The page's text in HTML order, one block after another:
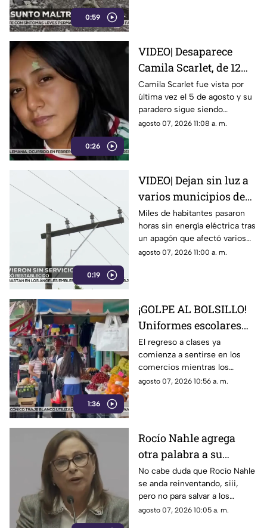
0:59
0:26
VIDEO| Desaparece
Camila Scarlet, de 12
años; activan búsqueda
urgente en Veracruz
Camila Scarlet fue vista por
última vez el 5 de agosto y su
paradero sigue siendo
desconocido. Autoridades
agosto 07, 2026 11:08 a. m.
0:19
VIDEO| Dejan sin luz a
varios municipios de
Veracruz; servicio fue
restablecido
Miles de habitantes pasaron
horas sin energía eléctrica tras
un apagón que afectó varios
municipios del sur de
agosto 07, 2026 11:00 a. m.
1:36
¡GOLPE AL BOLSILLO!
Uniformes escolares
suben de precio;
comerciantes esperan
salvar sus ventas con
el regreso a clases en
El regreso a clases ya
comienza a sentirse en los
comercios mientras los
precios de los uniformes
agosto 07, 2026 10:56 a. m.
Rocío Nahle agrega
otra palabra a su
vocabulario de escape;
además del 'NO SÉ' ya
estrenó el 'CUÁLES'
No cabe duda que Rocío Nahle
se anda reinventando, siii,
pero no para salvar a los
veracruzanos, sino para seguir
agosto 07, 2026 10:05 a. m.